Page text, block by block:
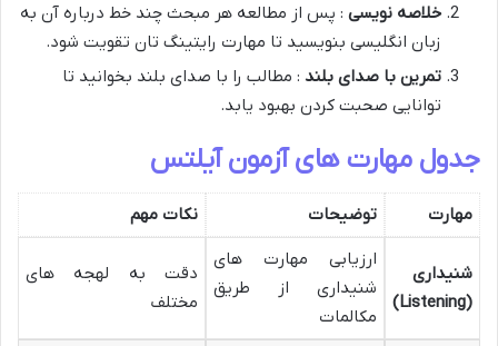
خلاصه نویسی : پس از مطالعه هر مبحث چند خط درباره آن به
زبان انگلیسی بنویسید تا مهارت رایتینگ تان تقویت شود​.
تمرین با صدای بلند : مطالب را با صدای بلند بخوانید تا
توانایی صحبت کردن بهبود یابد​.
جدول مهارت های آزمون آیلتس
مهارت توضیحات نکات مهم
شنیداری
(Listening)
ارزیابی مهارت های
شنیداری از طریق
مکالمات
دقت به لهجه های
مختلف